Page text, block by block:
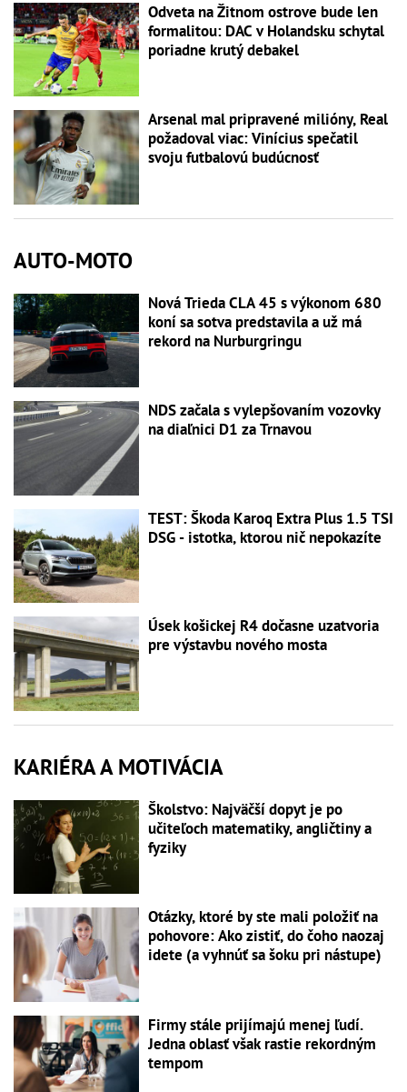
Odveta na Žitnom ostrove bude len
formalitou: DAC v Holandsku schytal
poriadne krutý debakel
Arsenal mal pripravené milióny, Real
požadoval viac: Vinícius spečatil
svoju futbalovú budúcnosť
AUTO-MOTO
Nová Trieda CLA 45 s výkonom 680
koní sa sotva predstavila a už má
rekord na Nurburgringu
NDS začala s vylepšovaním vozovky
na diaľnici D1 za Trnavou
TEST: Škoda Karoq Extra Plus 1.5 TSI
DSG - istotka, ktorou nič nepokazíte
Úsek košickej R4 dočasne uzatvoria
pre výstavbu nového mosta
KARIÉRA A MOTIVÁCIA
Školstvo: Najväčší dopyt je po
učiteľoch matematiky, angličtiny a
fyziky
Otázky, ktoré by ste mali položiť na
pohovore: Ako zistiť, do čoho naozaj
idete (a vyhnúť sa šoku pri nástupe)
Firmy stále prijímajú menej ľudí.
Jedna oblasť však rastie rekordným
tempom